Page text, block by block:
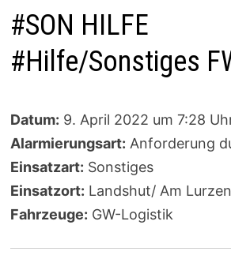
#SON HILFE
#Hilfe/Sonstiges
Datum: 9. April 2022 um 7:28
Alarmierungsart: Anforderung
Einsatzart: Sonstiges
Einsatzort: Landshut/ Am
Fahrzeuge: GW-Logistik